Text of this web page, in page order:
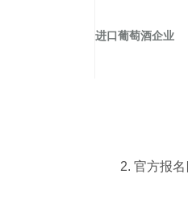
进口葡萄酒企业
2. 官方报